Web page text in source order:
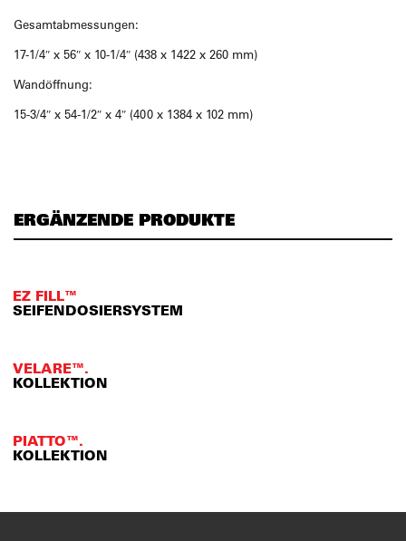
Gesamtabmessungen:
17-1/4″ x 56″ x 10-1/4″ (438 x 1422 x 260 mm)
Wandöffnung:
15-3/4″ x 54-1/2″ x 4″ (400 x 1384 x 102 mm)
ERGÄNZENDE PRODUKTE
EZ FILL™
SEIFENDOSIERSYSTEM
VELARE™.
KOLLEKTION
PIATTO™.
KOLLEKTION